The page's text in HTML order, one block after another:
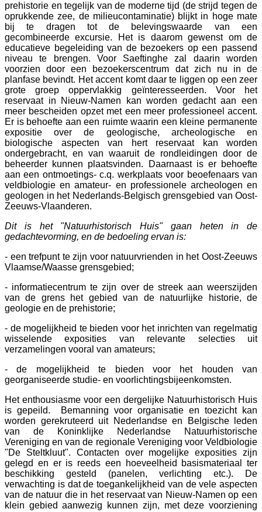
prehistorie en tegelijk van de moderne tijd (de strijd tegen de
oprukkende zee, de milieucontaminatie) blijkt in hoge mate
bij te dragen tot de belevingswaarde van een
gecombineerde excursie. Het is daarom gewenst om de
educatieve begeleiding van de bezoekers op een passend
niveau te brengen. Voor Saeftinghe zal daarin worden
voorzien door een bezoekerscentrum dat zich nu in de
planfase bevindt. Het accent komt daar te liggen op een zeer
grote groep oppervlakkig geïnteresseerden. Voor het
reservaat in Nieuw-Namen kan worden gedacht aan een
meer bescheiden opzet met een meer professioneel accent.
Er is behoefte aan een ruimte waarin een kleine permanente
expositie over de geologische, archeologische en
biologische aspecten van hert reservaat kan worden
ondergebracht, en van waaruit de rondleidingen door de
beheerder kunnen plaatsvinden. Daarnaast is er behoefte
aan een ontmoetings- c.q. werkplaats voor beoefenaars van
veldbiologie en amateur- en professionele archeologen en
geologen in het Nederlands-Belgisch grensgebied van Oost-
Zeeuws-Vlaanderen.
Dit is het "Natuurhistorisch Huis" gaan heten in de
gedachtevorming, en de bedoeling ervan is:
- een trefpunt te zijn voor natuurvrienden in het Oost-Zeeuws
Vlaamse/Waasse grensgebied;
- informatiecentrum te zijn over de streek aan weerszijden
van de grens het gebied van de natuurlijke historie, de
geologie en de prehistorie;
- de mogelijkheid te bieden voor het inrichten van regelmatig
wisselende exposities van relevante selecties uit
verzamelingen vooral van amateurs;
- de mogelijkheid te bieden voor het houden van
georganiseerde studie- en voorlichtingsbijeenkomsten.
Het enthousiasme voor een dergelijke Natuurhistorisch Huis
is gepeild. Bemanning voor organisatie en toezicht kan
worden gerekruteerd uit Nederlandse en Belgische leden
van de Koninklijke Nederlandse Natuurhistorische
Vereniging en van de regionale Vereniging voor Veldbiologie
"De Steltkluut". Contacten over mogelijke exposities zijn
gelegd en er is reeds een hoeveelheid basismateriaal ter
beschikking gesteld (panelen, verlichting etc.). De
verwachting is dat de toegankelijkheid van de vele aspecten
van de natuur die in het reservaat van Nieuw-Namen op een
klein gebied aanwezig kunnen zijn, met deze voorziening